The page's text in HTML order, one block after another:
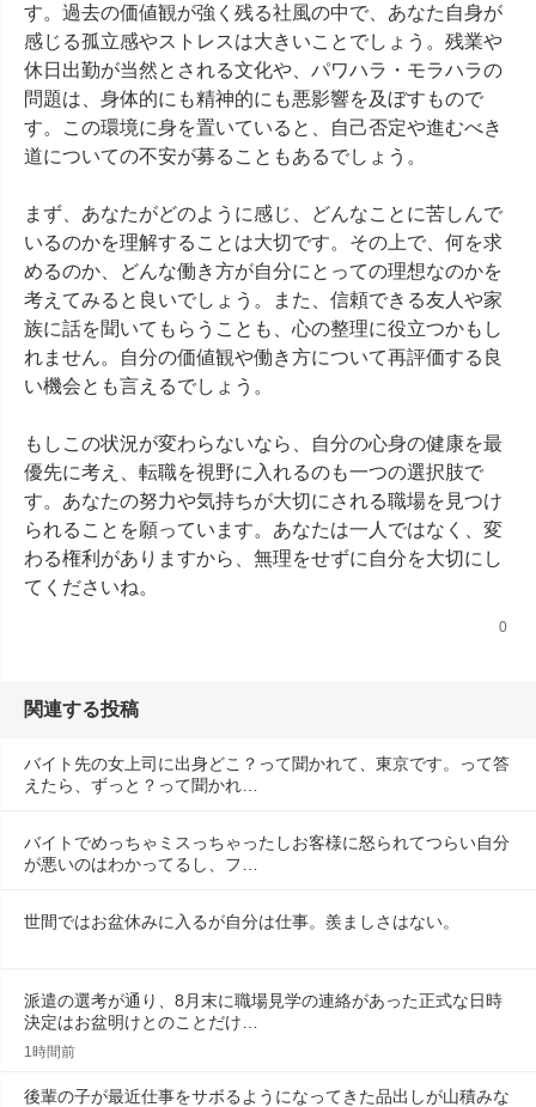
す。過去の価値観が強く残る社風の中で、あなた自身が
感じる孤立感やストレスは大きいことでしょう。残業や
休日出勤が当然とされる文化や、パワハラ・モラハラの
問題は、身体的にも精神的にも悪影響を及ぼすもので
す。この環境に身を置いていると、自己否定や進むべき
道についての不安が募ることもあるでしょう。
まず、あなたがどのように感じ、どんなことに苦しんで
いるのかを理解することは大切です。その上で、何を求
めるのか、どんな働き方が自分にとっての理想なのかを
考えてみると良いでしょう。また、信頼できる友人や家
族に話を聞いてもらうことも、心の整理に役立つかもし
れません。自分の価値観や働き方について再評価する良
い機会とも言えるでしょう。
もしこの状況が変わらないなら、自分の心身の健康を最
優先に考え、転職を視野に入れるのも一つの選択肢で
す。あなたの努力や気持ちが大切にされる職場を見つけ
られることを願っています。あなたは一人ではなく、変
わる権利がありますから、無理をせずに自分を大切にし
てくださいね。
0
関連する投稿
バイト先の女上司に出身どこ？って聞かれて、東京です。って答
えたら、ずっと？って聞かれ…
バイトでめっちゃミスっちゃったしお客様に怒られてつらい自分
が悪いのはわかってるし、フ…
世間ではお盆休みに入るが自分は仕事。羨ましさはない。
派遣の選考が通り、8月末に職場見学の連絡があった正式な日時
決定はお盆明けとのことだけ…
1時間前
後輩の子が最近仕事をサボるようになってきた品出しが山積みな